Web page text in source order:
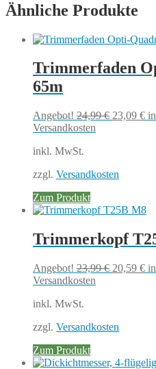
Ähnliche Produkte
Trimmerfaden
65m
Angebot! 24,99€ 23,09 €
Versandkosten
inkl. MwSt.
zzgl. Versandkosten
Zum Produkt
Trimmerkopf
Angebot! 23,99€ 20,59 €
Versandkosten
inkl. MwSt.
zzgl. Versandkosten
Zum Produkt